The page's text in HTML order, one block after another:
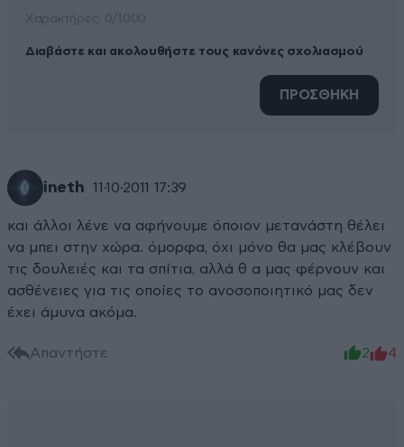
Διαβάστε και ακολουθήστε τους κανόνες σχολιασμού
ΠΡΟΣΘΗΚΗ
ineth 11·10·2011 17:39
και άλλοι λένε να αφήνουμε όποιον μετανάστη θέλει
να μπει στην χώρα. όμορφα, όχι μόνο θα μας κλέβουν
τις δουλειές και τα σπίτια, αλλά θ α μας φέρνουν και
ασθένειες για τις οποίες το ανοσοποιητικό μας δεν
έχει άμυνα ακόμα.
Απαντήστε 2 4